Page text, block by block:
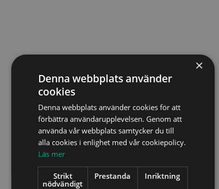
×
Denna webbplats använder
cookies
Denna webbplats använder cookies för att
förbättra användarupplevelsen. Genom att
använda vår webbplats samtycker du till
alla cookies i enlighet med vår cookiepolicy.
Läs mer
Strikt
nödvändigt
Prestanda Inriktning